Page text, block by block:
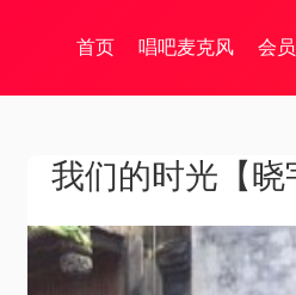
首页 唱吧麦克风 会
我们的时光【晓